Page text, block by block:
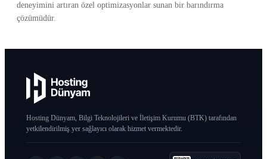
deneyimini artıran özel optimizasyonlar sunan bir barındırma
çözümüdür.
Hosting Dünyam, Bilgi Teknolojileri ve İletişim Kurumu (BTK) tarafından
yetkilendirilmiş yer sağlayıcı olarak hizmet vermektedir.